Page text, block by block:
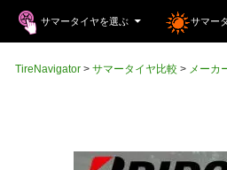
サマータイヤを選ぶ
サマー
TireNavigator > サマータイヤ比較 > メーカ